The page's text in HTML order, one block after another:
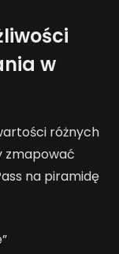
w
różnych
zmapować
na piramidę